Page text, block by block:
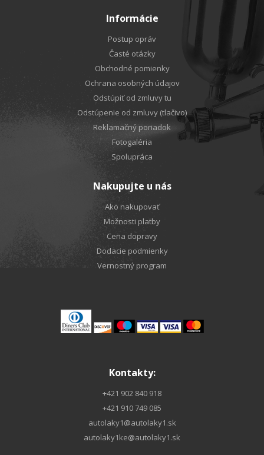
Informácie
Postup opráv
Časté otázky
Obchodné pomienky
Ochrana osobných údajov
Odstúpiť od zmluvy tu
Odstúpenie od zmluvy (tlačivo)
Reklamačný poriadok
Fotogaléria
Spolupráca
Nakupujte u nás
Ako nakupovať
Možnosti platby
Cena dopravy
Dodacie podmienky
Vernostný program
Kontakty:
+421 902 840 918
+421 910 749 085
autolaky1@autolaky1.sk
autolaky1ke@autolaky1.sk